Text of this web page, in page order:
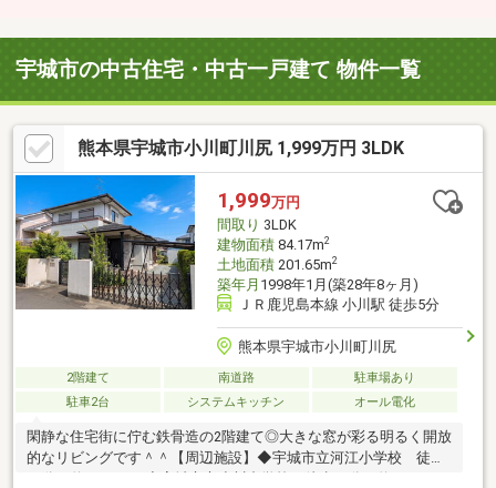
宇城市の中古住宅・中古一戸建て 物件一覧
熊本県宇城市小川町川尻 1,999万円 3LDK
1,999万円
間取り 3LDK
建物面積84.17m2
土地面積201.65m2
築年月 1998年1月(築28年8ヶ月)
ＪＲ鹿児島本線 小川駅 徒歩5分
熊本県宇城市小川町川尻
2階建て 南道路
駐車場あり
駐車2台
システムキッチン オール電化
閑静な住宅街に佇む鉄骨造の2階建て◎大きな窓が彩る明るく開放
的なリビングです＾＾【周辺施設】◆宇城市立河江小学校 徒歩
14分（約1100ｍ）◆宇城市立小川中学校 徒歩33分（約2600ｍ）